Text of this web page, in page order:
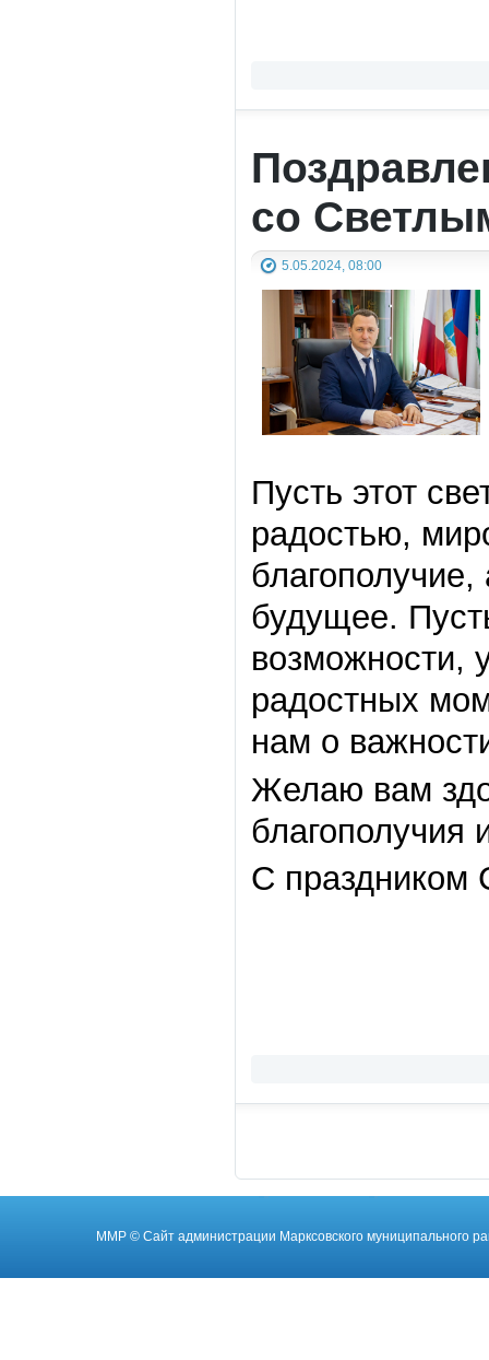
со
5.05.2024, 08:00
Пусть этот
радостью,
будущее.
возможности,
радостных
нам о
Желаю вам
благополучия
С праздником
ММР © Cайт администрации Марксовского муниципального